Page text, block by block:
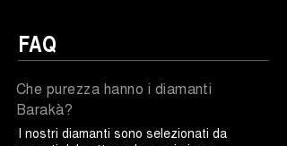
FAQ
Che purezza hanno i diamanti
Barakà?
I nostri diamanti sono selezionati da